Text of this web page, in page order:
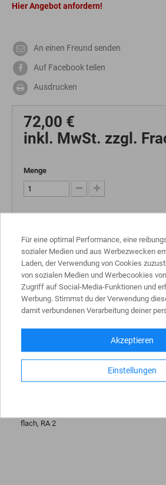
Hier Angebot anfordern!
An einen Freund senden
Auf Facebook teilen
Ausdrucken
72,00 €
inkl. MwSt. zzgl.
Menge
MEHR INFOS
flach, RA 2
Für eine optimal Performance, eine
sozialer Medien und aus Werbezwecken
Laden, der Verwendung von Cookies
von sozialen Medien und Werbecookies
Zugriff auf Social-Media-Funktionen und
Werbung. Stimmst du der Verwendung
damit verbundenen Verarbeitung deiner
Akzeptieren
Einstellungen